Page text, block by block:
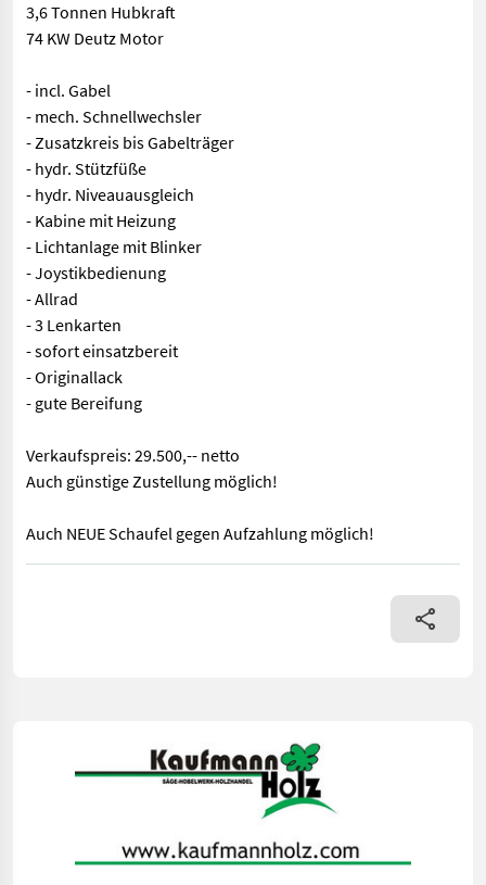
3,6 Tonnen Hubkraft
74 KW Deutz Motor
- incl. Gabel
- mech. Schnellwechsler
- Zusatzkreis bis Gabelträger
- hydr. Stützfüße
- hydr. Niveauausgleich
- Kabine mit Heizung
- Lichtanlage mit Blinker
- Joystikbedienung
- Allrad
- 3 Lenkarten
- sofort einsatzbereit
- Originallack
- gute Bereifung
Verkaufspreis: 29.500,-- netto
Auch günstige Zustellung möglich!
Auch NEUE Schaufel gegen Aufzahlung möglich!
Fahrzeugbeschreibung Teleskoplader JLG 3614rs Bj. 2015 lt.